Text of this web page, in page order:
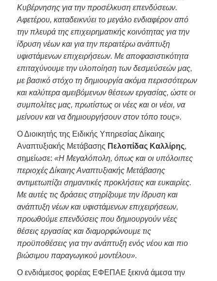
Κυβέρνησης για την προσέλκυση επενδύσεων.
Αφετέρου, καταδεικνύει το μεγάλο ενδιαφέρον από
την πλευρά της επιχειρηματικής κοινότητας για την
ίδρυση νέων και για την περαιτέρω ανάπτυξη
υφιστάμενων επιχειρήσεων. Με αποφασιστικότητα
επιταχύνουμε την υλοποίηση των δεσμεύσεών μας,
με βασικό στόχο τη δημιουργία ακόμα περισσότερων
και καλύτερα αμειβόμενων θέσεων εργασίας, ώστε οι
συμπολίτες μας, πρωτίστως οι νέες και οι νέοι, να
μείνουν και να δημιουργήσουν στον τόπο τους».
Ο Διοικητής της Ειδικής Υπηρεσίας Δίκαιης
Αναπτυξιακής Μετάβασης Πελοπίδας Καλλίρης,
σημείωσε: «Η Μεγαλόπολη, όπως και οι υπόλοιπες
περιοχές Δίκαιης Αναπτυξιακής Μετάβασης
αντιμετωπίζει σημαντικές προκλήσεις και ευκαιρίες.
Με αυτές τις δράσεις στηρίζουμε την ίδρυση και
ανάπτυξη νέων και υφιστάμενων επιχειρήσεων,
προωθούμε επενδύσεις που δημιουργούν νέες
θέσεις εργασίας και διαμορφώνουμε τις
προϋποθέσεις για την ανάπτυξη ενός νέου και πιο
βιώσιμου παραγωγικού μοντέλου».
Ο ενδιάμεσος φορέας ΕΦΕΠΑΕ ξεκινά άμεσα την